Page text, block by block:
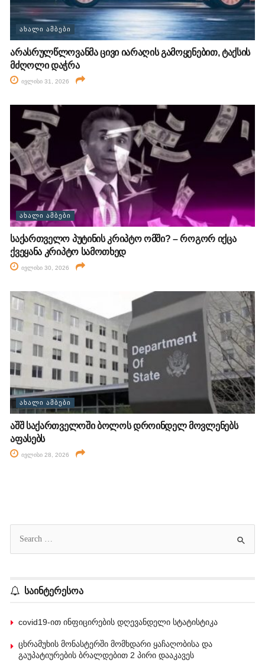
ᲐᲮᲐᲚᲘ ᲐᲛᲑᲔᲑᲘ
არასრულწლოვანმა ცივი იარაღის გამოყენებით, ტაქსის
მძღოლი დაჭრა
ივლისი 31, 2026
ᲐᲮᲐᲚᲘ ᲐᲛᲑᲔᲑᲘ
საქართველო პუტინის კრიპტო ომში? – როგორ იქცა
ქვეყანა კრიპტო სამოთხედ
ივლისი 30, 2026
ᲐᲮᲐᲚᲘ ᲐᲛᲑᲔᲑᲘ
აშშ საქართველოში ბოლოს დროინდელ მოვლენებს
აფასებს
ივლისი 28, 2026
საინტერესოა
covid19-ით ინფიცირების დღევანდელი სტატისტიკა
ცხრამუხის მონასტერში მომხდარი ყაჩაღობისა და
გაუპატიურების ბრალდებით 2 პირი დააკავეს